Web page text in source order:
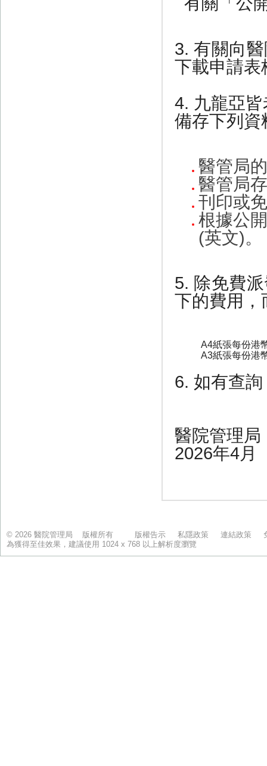
© 2026 醫院管理局 版權所有 版權告示 私隱政策 連結政策
為獲得至佳效果，建議使用 1024 x 768 以上解析度瀏覽